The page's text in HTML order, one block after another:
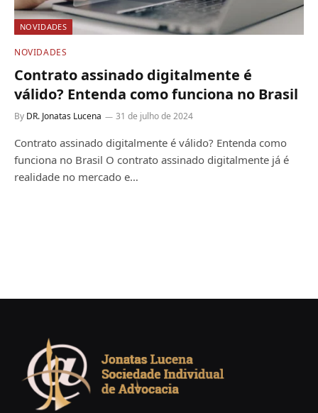
NOVIDADES
NOVIDADES
Contrato assinado digitalmente é
válido? Entenda como funciona no Brasil
By DR. Jonatas Lucena 31 de julho de 2024
Contrato assinado digitalmente é válido? Entenda como
funciona no Brasil O contrato assinado digitalmente já é
realidade no mercado e…